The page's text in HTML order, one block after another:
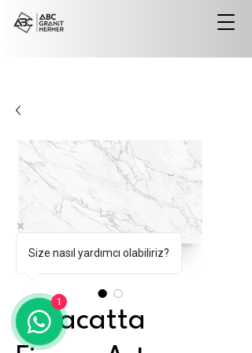
Calacatta
Size nasıl yardımcı olabiliriz?
1